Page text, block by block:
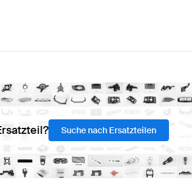
Suche nach Ersatzteilen